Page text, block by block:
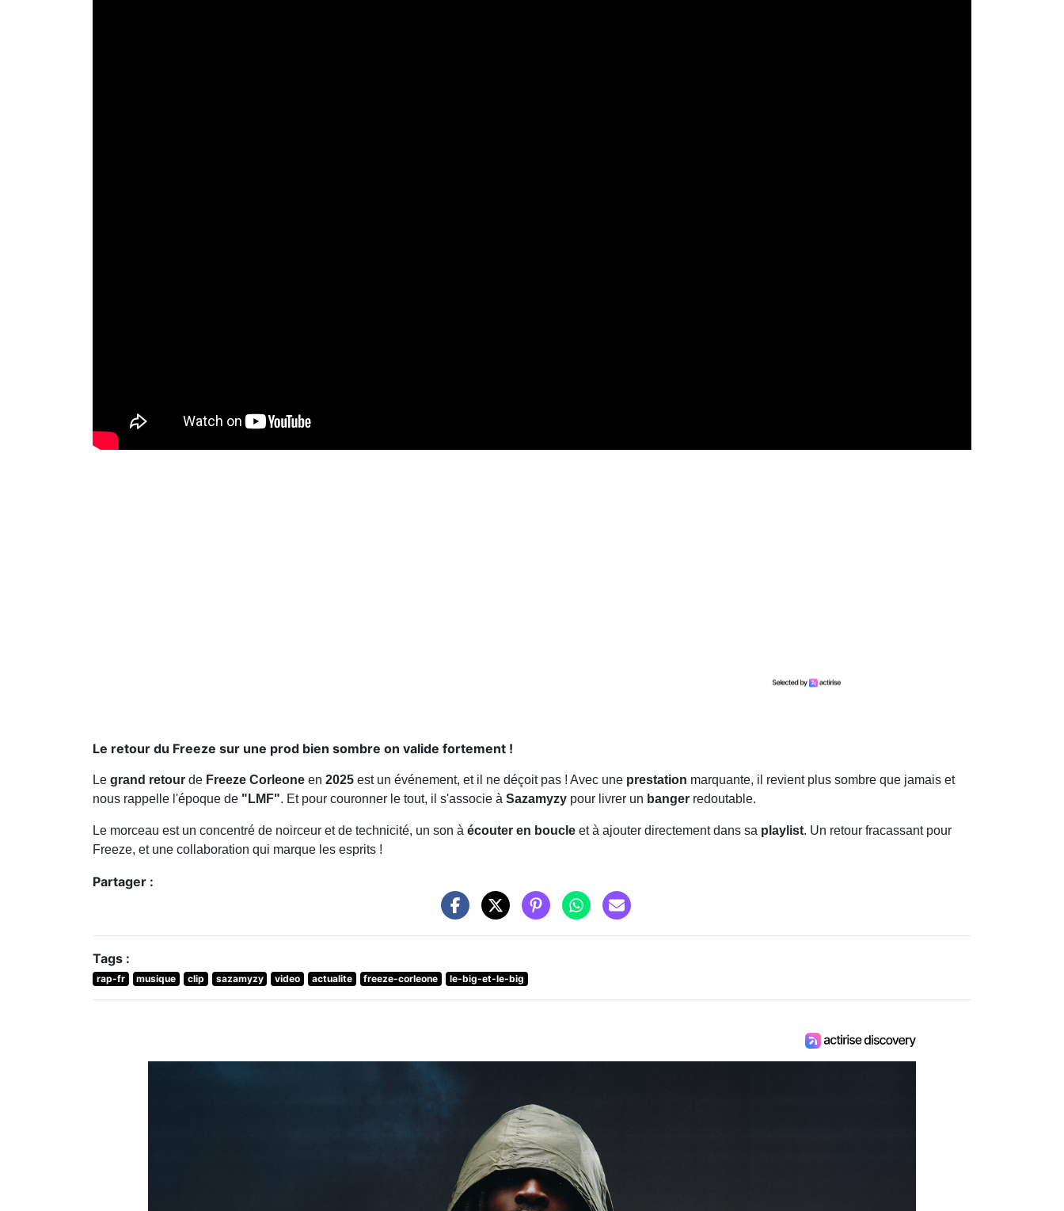
Le retour du Freeze sur une prod bien sombre on valide fortement !
Le grand retour de Freeze Corleone en 2025 est un événement, et il ne déçoit pas ! Avec une prestation marquante, il revient plus sombre que jamais et
nous rappelle l'époque de "LMF". Et pour couronner le tout, il s'associe à Sazamyzy pour livrer un banger redoutable.
Le morceau est un concentré de noirceur et de technicité, un son à écouter en boucle et à ajouter directement dans sa playlist. Un retour fracassant pour
Freeze, et une collaboration qui marque les esprits !
Partager :
Tags :
rap-fr musique clip sazamyzy video actualite freeze-corleone le-big-et-le-big